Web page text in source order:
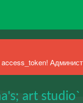
art studio`